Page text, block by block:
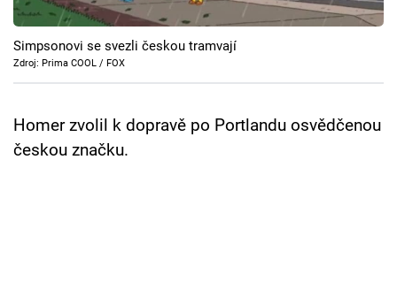
Cool Esport
Pořady
Sledujte prima+
Simpsonovi se svezli českou tramvají
Zdroj: Prima COOL / FOX
Homer zvolil k dopravě po Portlandu osvědčenou
českou značku.